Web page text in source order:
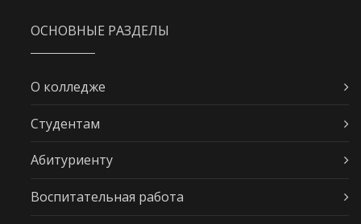
ОСНОВНЫЕ РАЗДЕЛЫ
О колледже
Студентам
Абитуриенту
Воспитательная работа